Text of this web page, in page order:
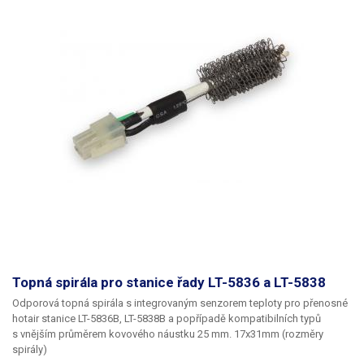
Topná spirála pro stanice řady LT-5836 a LT-5838
Odporová topná spirála s integrovaným senzorem teploty pro přenosné
hotair stanice LT-5836B, LT-5838B a popřípadě kompatibilních typů
s vnějším průměrem kovového náustku 25 mm. 17x31mm (rozměry